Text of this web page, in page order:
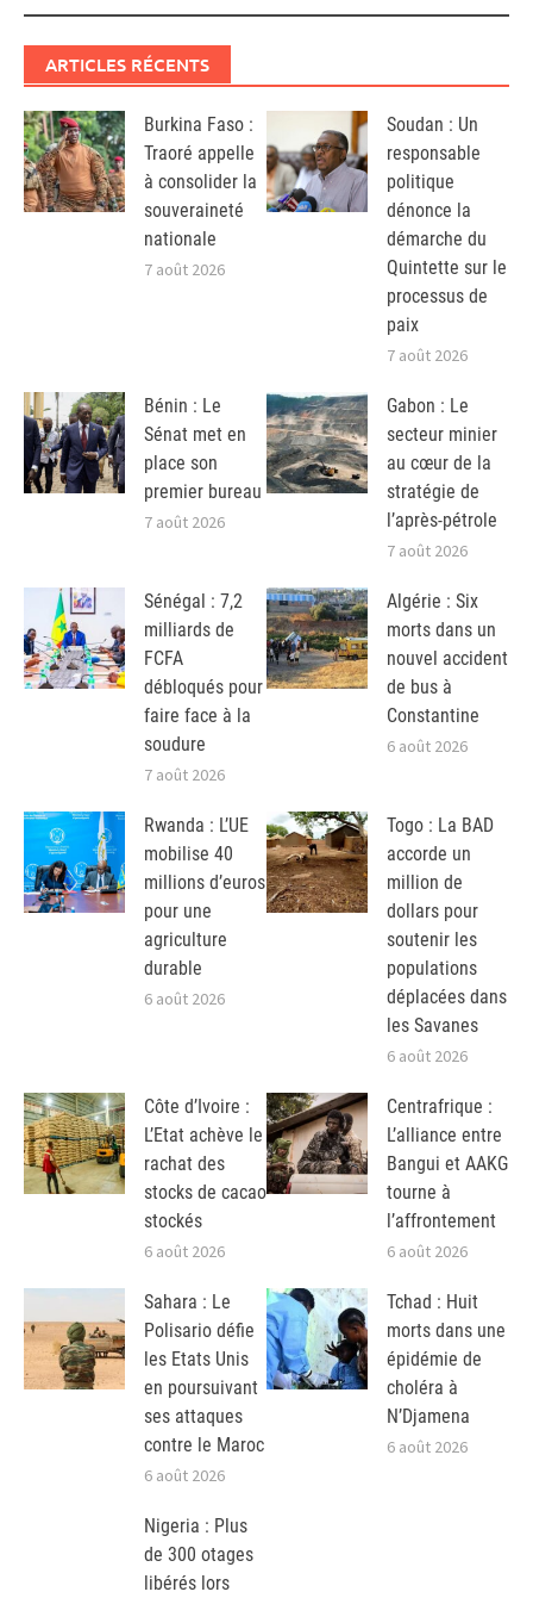
ARTICLES RÉCENTS
Burkina Faso :
Traoré appelle
à consolider la
souveraineté
nationale
7 août 2026
Soudan : Un
responsable
politique
dénonce la
démarche du
Quintette sur le
processus de
paix
7 août 2026
Bénin : Le
Sénat met en
place son
premier bureau
7 août 2026
Gabon : Le
secteur minier
au cœur de la
stratégie de
l’après-pétrole
7 août 2026
Sénégal : 7,2
milliards de
FCFA
débloqués pour
faire face à la
soudure
7 août 2026
Algérie : Six
morts dans un
nouvel accident
de bus à
Constantine
6 août 2026
Rwanda : L’UE
mobilise 40
millions d’euros
pour une
agriculture
durable
6 août 2026
Togo : La BAD
accorde un
million de
dollars pour
soutenir les
populations
déplacées dans
les Savanes
6 août 2026
Côte d’Ivoire :
L’Etat achève le
rachat des
stocks de cacao
stockés
6 août 2026
Centrafrique :
L’alliance entre
Bangui et AAKG
tourne à
l’affrontement
6 août 2026
Sahara : Le
Polisario défie
les Etats Unis
en poursuivant
ses attaques
contre le Maroc
6 août 2026
Tchad : Huit
morts dans une
épidémie de
choléra à
N’Djamena
6 août 2026
Nigeria : Plus
de 300 otages
libérés lors